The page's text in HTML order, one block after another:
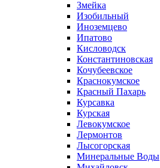
Змейка
Изобильный
Иноземцево
Ипатово
Кисловодск
Константиновская
Кочубеевское
Краснокумское
Красный Пахарь
Курсавка
Курская
Левокумское
Лермонтов
Лысогорская
Минеральные Воды